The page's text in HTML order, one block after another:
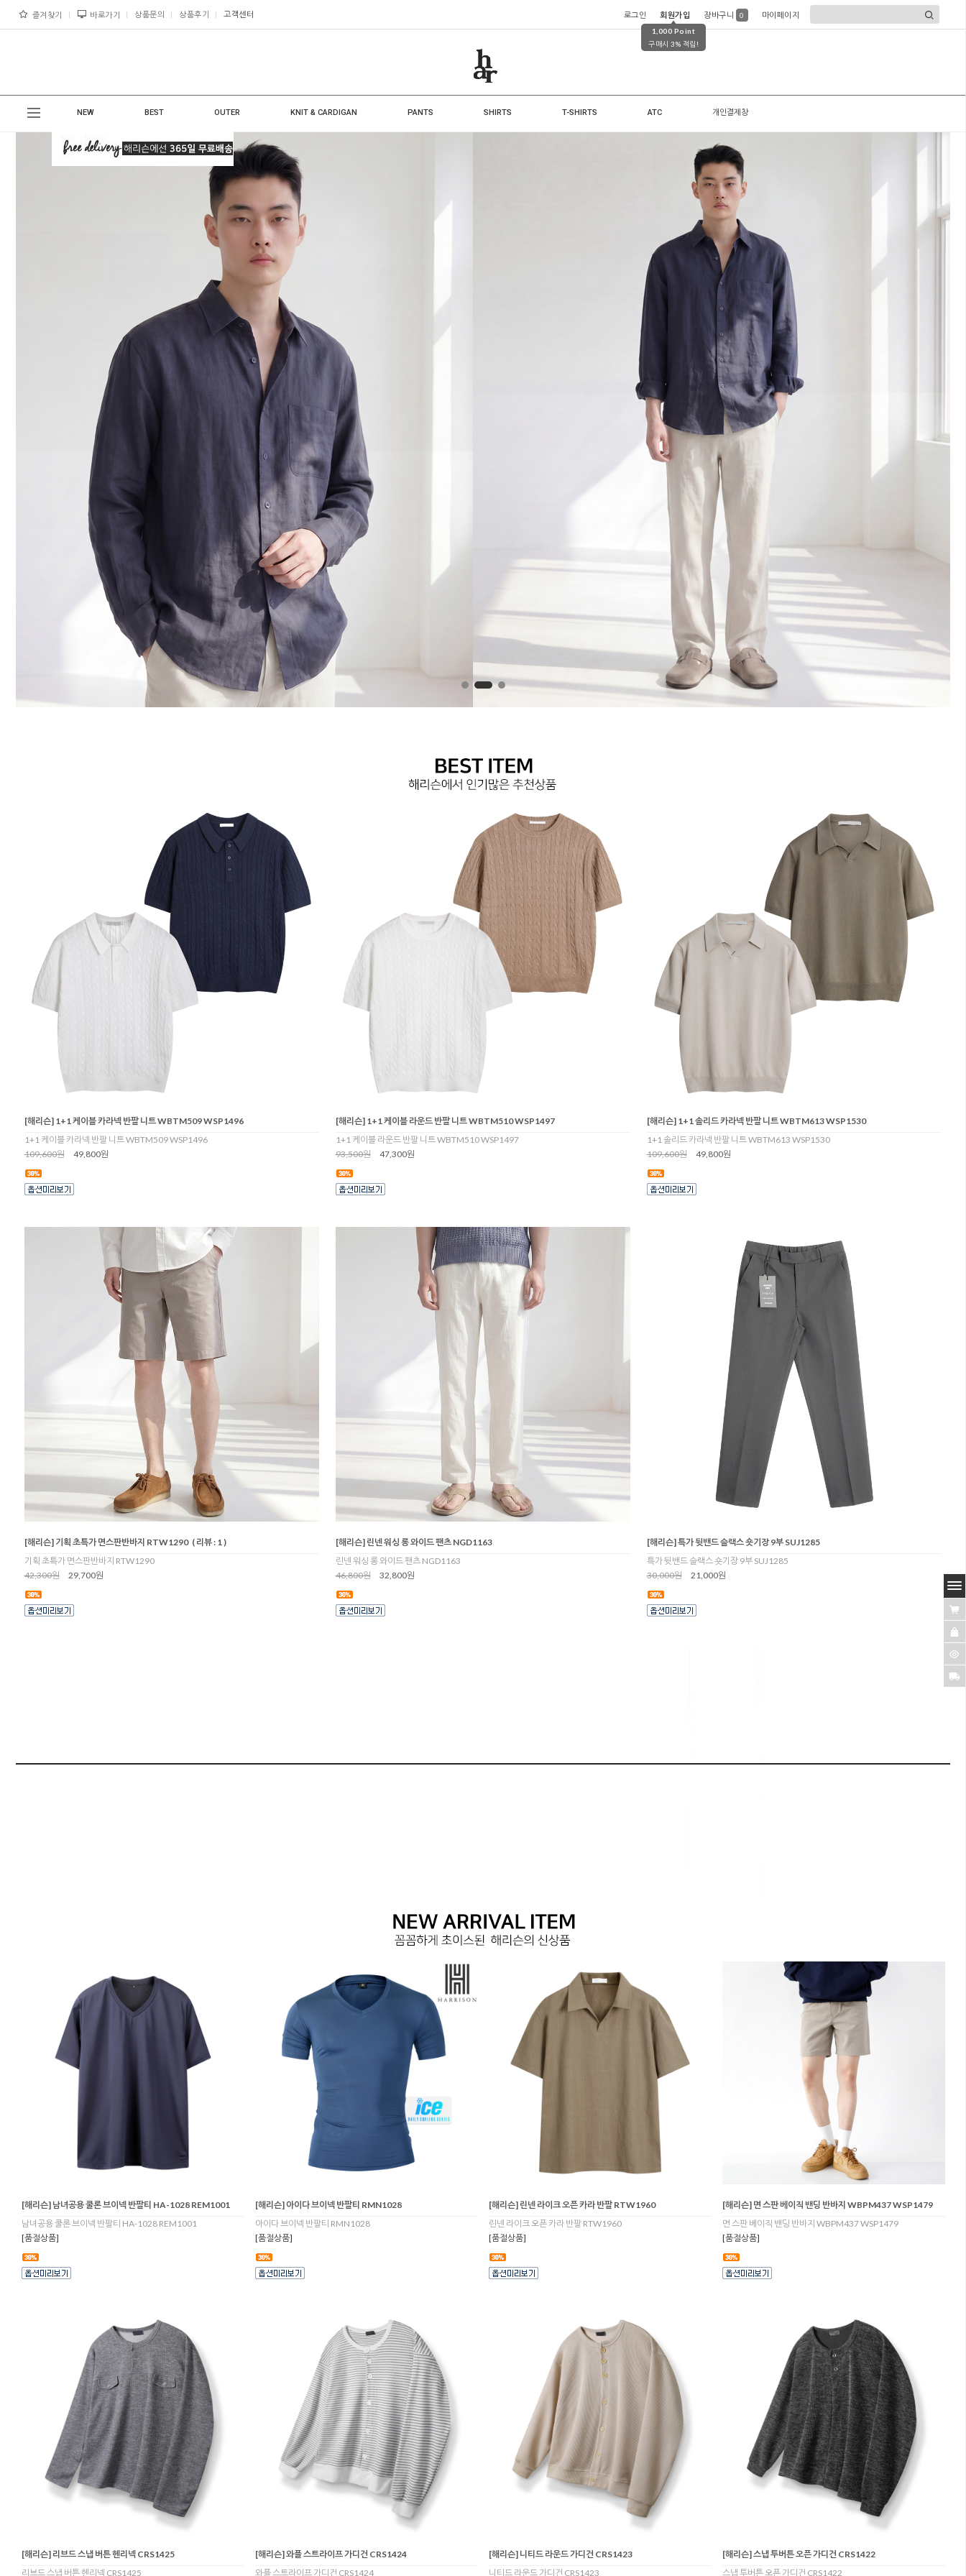
즐겨찾기 바로가기 상품문의 상품후기 고객센터 로그인 회원가입
1,000 Point
구매시 3% 적립!
장바구니 0 마이페이지
NEW BEST OUTER KNIT & CARDIGAN PANTS SHIRTS T-SHIRTS ATC 개인결제창
[해리슨] 1+1 케이블 카라넥 반팔 니트 WBTM509 WSP1496
1+1 케이블 카라넥 반팔 니트 WBTM509 WSP1496
109,600원
49,800원
[해리슨] 1+1 케이블 라운드 반팔 니트 WBTM510 WSP1497
1+1 케이블 라운드 반팔 니트 WBTM510 WSP1497
93,500원
47,300원
[해리슨] 1+1 솔리드 카라넥 반팔 니트 WBTM613 WSP1530
1+1 솔리드 카라넥 반팔 니트 WBTM613 WSP1530
109,600원
49,800원
[해리슨] 기획 초특가 면스판반바지 RTW1290 ( 리뷰 : 1 )
기획 초특가 면스판반바지 RTW1290
42,300원
29,700원
[해리슨] 린넨 워싱 롱 와이드 팬츠 NGD1163
린넨 워싱 롱 와이드 팬츠 NGD1163
46,800원
32,800원
[해리슨] 특가 뒷밴드 슬랙스 숏기장 9부 SUJ1285
특가 뒷밴드 슬랙스 숏기장 9부 SUJ1285
30,000원
21,000원
[해리슨] 남녀공용 쿨론 브이넥 반팔티 HA-1028 REM1001
남녀공용 쿨론 브이넥 반팔티 HA-1028 REM1001
[품절상품]
[해리슨] 아이다 브이넥 반팔티 RMN1028
아이다 브이넥 반팔티 RMN1028
[품절상품]
[해리슨] 린넨 라이크 오픈 카라 반팔 RTW1960
린넨 라이크 오픈 카라 반팔 RTW1960
[품절상품]
[해리슨] 면 스판 베이직 밴딩 반바지 WBPM437 WSP1479
면 스판 베이직 밴딩 반바지 WBPM437 WSP1479
[품절상품]
[해리슨] 리브드 스냅 버튼 헨리넥 CRS1425
리브드 스냅 버튼 헨리넥 CRS1425
[해리슨] 와플 스트라이프 가디건 CRS1424
와플 스트라이프 가디건 CRS1424
[해리슨] 니티드 라운드 가디건 CRS1423
니티드 라운드 가디건 CRS1423
[해리슨] 스냅 투버튼 오픈 가디건 CRS1422
스냅 투버튼 오픈 가디건 CRS1422